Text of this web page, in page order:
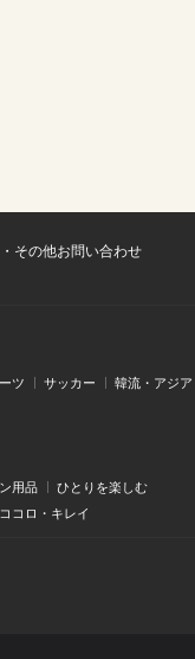
その他お問い合わせ
ツ サッカー 韓流・アジア
用品
ひとりを楽しむ
コロ・キレイ